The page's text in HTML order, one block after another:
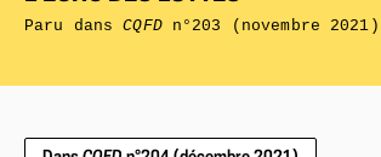
Paru dansCQFDn°203 (novembre 2021)